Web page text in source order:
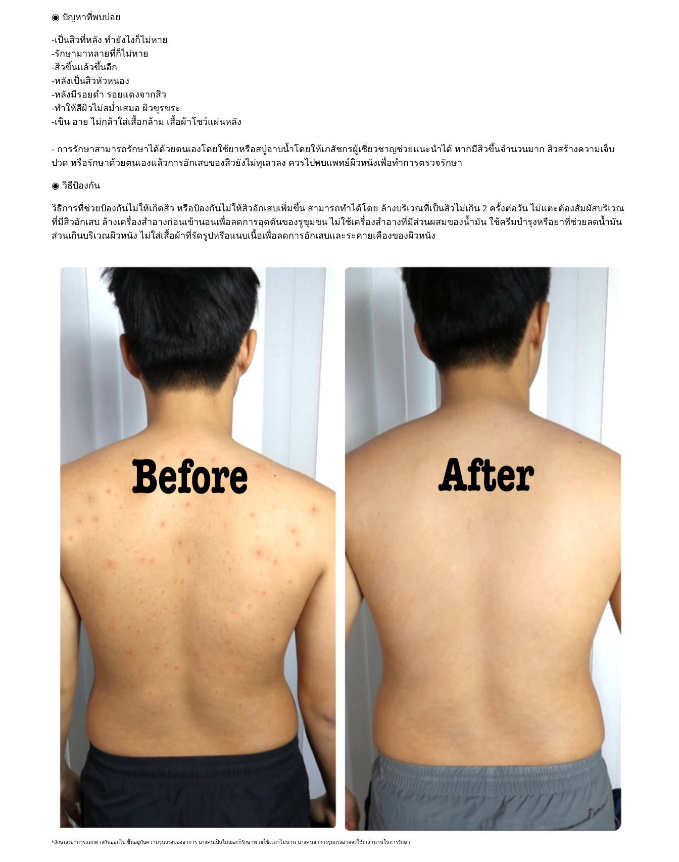
◉ ปัญหาที่พบบ่อย
-เป็นสิวที่หลัง ทำยังไงก็ไม่หาย
-รักษามาหลายที่ก็ไม่หาย
-สิวขึ้นแล้วขึ้นอีก
-หลังเป็นสิวหัวหนอง
-หลังมีรอยดำ รอยแดงจากสิว
-ทำให้สีผิวไม่สม่ำเสมอ ผิวขุรขระ
-เขิน อาย ไม่กล้าใส่เสื้อกล้าม เสื้อผ้าโชว์แผ่นหลัง
- การรักษาสามารถรักษาได้ด้วยตนเองโดยใช้ยาหรือสบู่อาบน้ำโดยให้เภสัชกรผู้เชี่ยวชาญช่วยแนะนำได้ หากมีสิวขึ้นจำนวนมาก สิวสร้างความเจ็บ
ปวด หรือรักษาด้วยตนเองแล้วการอักเสบของสิวยังไม่ทุเลาลง ควรไปพบแพทย์ผิวหนังเพื่อทำการตรวจรักษา
◉ วิธีป้องกัน
วิธีการที่ช่วยป้องกันไม่ให้เกิดสิว หรือป้องกันไม่ให้สิวอักเสบเพิ่มขึ้น สามารถทำได้โดย ล้างบริเวณที่เป็นสิวไม่เกิน 2 ครั้งต่อวัน ไม่แตะต้องสัมผัสบริเวณ
ที่มีสิวอักเสบ ล้างเครื่องสำอางก่อนเข้านอนเพื่อลดการอุดตันของรูขุมขน ไม่ใช้เครื่องสำอางที่มีส่วนผสมของน้ำมัน ใช้ครีมบำรุงหรือยาที่ช่วยลดน้ำมัน
ส่วนเกินบริเวณผิวหนัง ไม่ใส่เสื้อผ้าที่รัดรูปหรือแนบเนื้อเพื่อลดการอักเสบและระคายเคืองของผิวหนัง
*ลักษณะอาการแตกต่างกันออกไป ขึ้นอยู่กับความรุนแรงของอาการ บางคนเป็นไม่เยอะก็รักษาหายใช้เวลาไม่นาน บางคนอาการรุนแรงอาจจะใช้เวลานานในการรักษา